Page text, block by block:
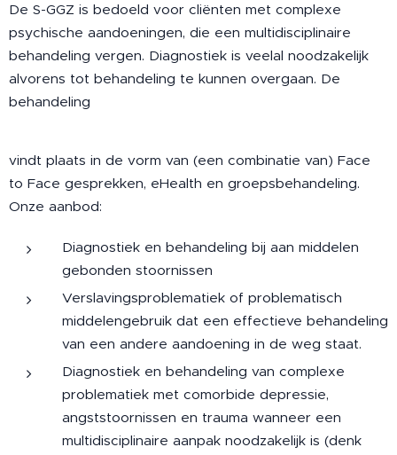
De S-GGZ is bedoeld voor cliënten met complexe
psychische aandoeningen, die een multidisciplinaire
behandeling vergen. Diagnostiek is veelal noodzakelijk
alvorens tot behandeling te kunnen overgaan. De
behandeling
vindt plaats in de vorm van (een combinatie van) Face
to Face gesprekken, eHealth en groepsbehandeling.
Onze aanbod:
Diagnostiek en behandeling bij aan middelen
gebonden stoornissen
Verslavingsproblematiek of problematisch
middelengebruik dat een effectieve behandeling
van een andere aandoening in de weg staat.
Diagnostiek en behandeling van complexe
problematiek met comorbide depressie,
angststoornissen en trauma wanneer een
multidisciplinaire aanpak noodzakelijk is (denk